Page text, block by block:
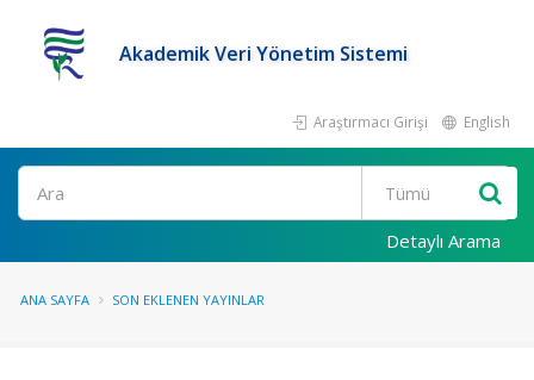
Akademik Veri Yönetim Sistemi
Araştırmacı Girişi English
Ara
Detaylı Arama
ANA SAYFA SON EKLENEN YAYINLAR